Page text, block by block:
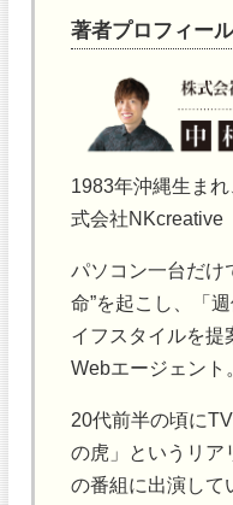
著者プロフィー
1983年沖縄生ま
式会社NKcreative
パソコン一台だけ
命”を起こし、「
イフスタイルを提
Webエージェント
20代前半の頃に
の虎」というリア
の番組に出演して